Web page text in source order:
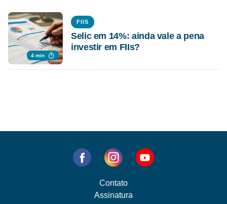
4 min
FIIS
Selic em 14%: ainda vale a pena
investir em FIIs?
Contato
Assinatura